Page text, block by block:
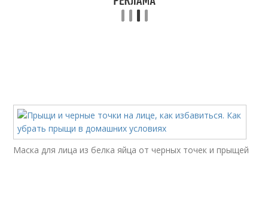
Маска для лица из белка яйца от черных точек и прыщей